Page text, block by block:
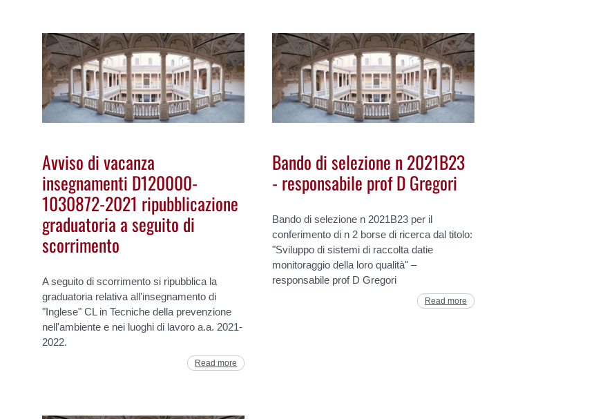
Avviso di vacanza
insegnamenti D120000-
1030872-2021 ripubblicazione
graduatoria a seguito di
scorrimento
A seguito di scorrimento si ripubblica la
graduatoria relativa all'insegnamento di
"Inglese" CL in Tecniche della prevenzione
nell'ambiente e nei luoghi di lavoro a.a. 2021-
2022.
Read more
Bando di selezione n 2021B23
- responsabile prof D Gregori
Bando di selezione n 2021B23 per il
conferimento di n 2 borse di ricerca dal titolo:
"Sviluppo di sistemi di raccolta datie
monitoraggio della loro qualità" –
responsabile prof D Gregori
Read more